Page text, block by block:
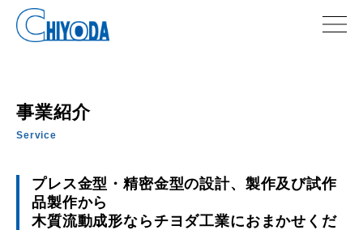
事業紹介
Service
プレス金型・精密金型の設計、製作及び試作
品製作から
木質流動成形ならチヨダ工業におまかせくだ